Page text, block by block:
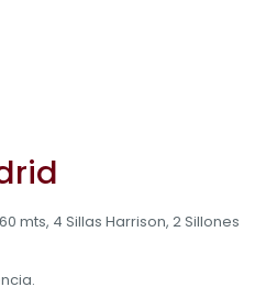
mts, 4 Sillas Harrison, 2 Sillones